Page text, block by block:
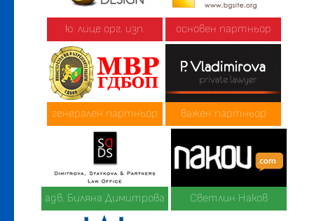
ю. лице орг. изп. основен партньор
генерален партньор важен партньор
адв. Биляна Димитрова Светлин Наков